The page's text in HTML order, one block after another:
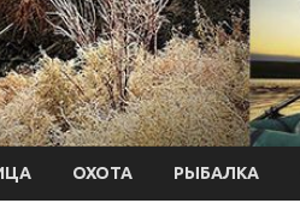
ОХОТА РЫБАЛКА